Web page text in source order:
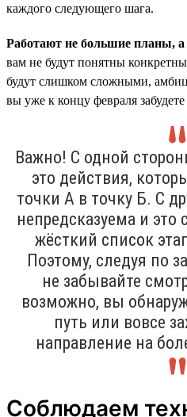
каждого следующего шага.
Работают не большие планы, а
вам не будут понятны
будут слишком сложными,
вы уже к концу февраля
Важно! С одной
это действия,
точки А в точку Б. С
непредсказуема и это
жёсткий список
Поэтому, следуя по
не забывайте
возможно, вы
путь или вовсе
направление на
Соблюдаем